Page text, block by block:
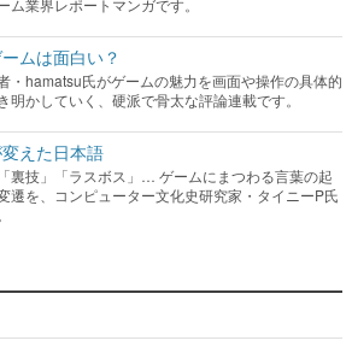
明かしていく、硬派で骨太な評論連載です。
えた日本語
裏技」「ラスボス」… ゲームにまつわる言葉の起
遷を、コンピューター文化史研究家・タイニーP氏